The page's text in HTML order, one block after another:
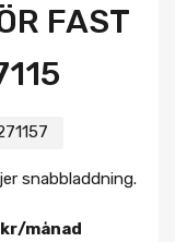
FAST
snabbladdning.
kr/månad